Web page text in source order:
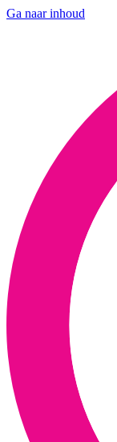
Ga naar inhoud